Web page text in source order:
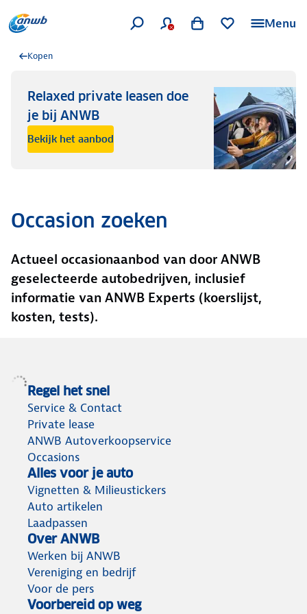
Menu
Kopen
Relaxed private leasen doe
je bij ANWB
Bekijk het aanbod
Occasion zoeken
Actueel occasionaanbod van door ANWB
geselecteerde autobedrijven, inclusief
informatie van ANWB Experts (koerslijst,
kosten, tests).
Regel het snel
Service & Contact
Private lease
ANWB Autoverkoopservice
Occasions
Alles voor je auto
Vignetten & Milieustickers
Auto artikelen
Laadpassen
Over ANWB
Werken bij ANWB
Vereniging en bedrijf
Voor de pers
Voorbereid op weg